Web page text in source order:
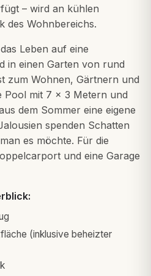
– wird an kühlen
des Wohnbereichs.
Leben auf eine
in einen Garten von rund
zum Wohnen, Gärtnern und
Pool mit 7 × 3 Metern und
dem Sommer eine eigene
spenden Schatten
es möchte. Für die
und eine Garage
(inklusive beheizter